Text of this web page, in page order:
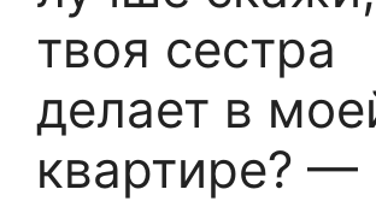
твоя сестра
делает в
квартире? —